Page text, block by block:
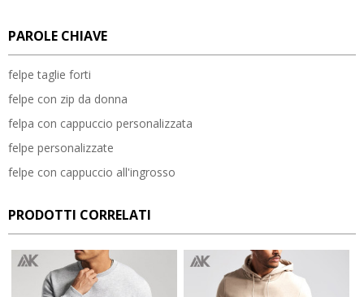
PAROLE CHIAVE
felpe taglie forti
felpe con zip da donna
felpa con cappuccio personalizzata
felpe personalizzate
felpe con cappuccio all'ingrosso
PRODOTTI CORRELATI